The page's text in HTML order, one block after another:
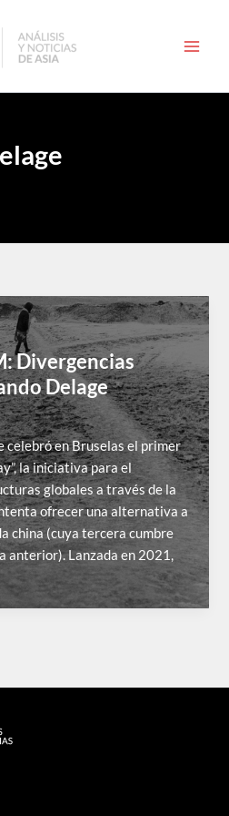
Divergencias
Delage
celebró en Bruselas el primer
la iniciativa para el
globales a través de la
ofrecer una alternativa a
china (cuya tercera cumbre
anterior). Lanzada en 2021,